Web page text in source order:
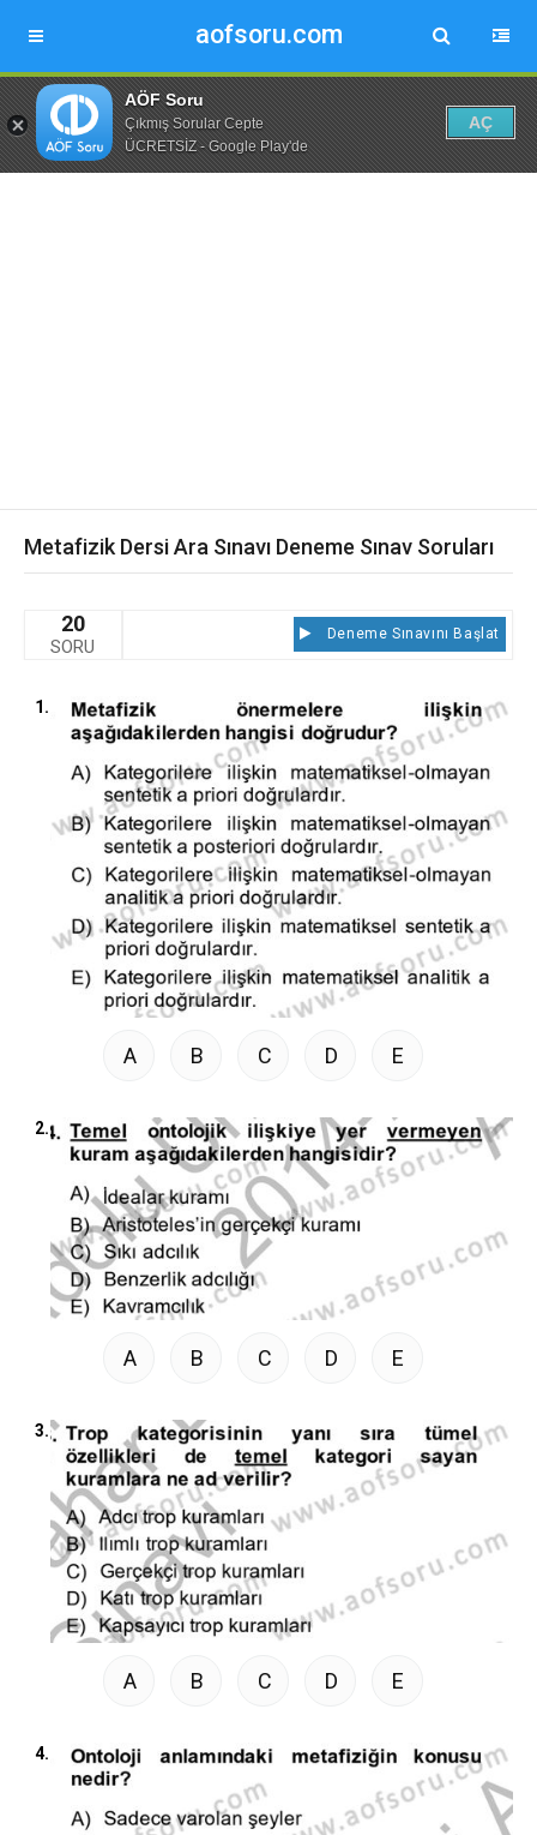
aofsoru.com
AÖF Soru
Çıkmış Sorular Cepte
ÜCRETSİZ - Google Play'de
AÇ
Metafizik Dersi Ara Sınavı Deneme Sınav Soruları
20
SORU
Deneme Sınavını Başlat
1.
A B C D E
2.
A B C D E
3.
A B C D E
4.